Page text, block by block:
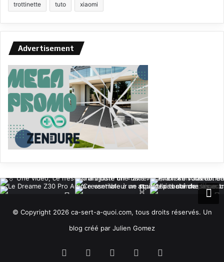
trottinette tuto xiaomi
Advertisement
© Copyright 2026 ca-sert-a-quoi.com, tous droits réservés. Un
blog créé par Julien Gomez
Facebook YouTube